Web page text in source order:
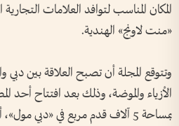
المكان المناسب لتوافد العلامات
«منت لاونج» الهندية.
وتتوقع المجلة أن تصبح العلاقة بين دبي
الأزياء والموضة، وذلك بعد افتتاح أحد
بمساحة 5 آلاف قدم مربع في «دبي